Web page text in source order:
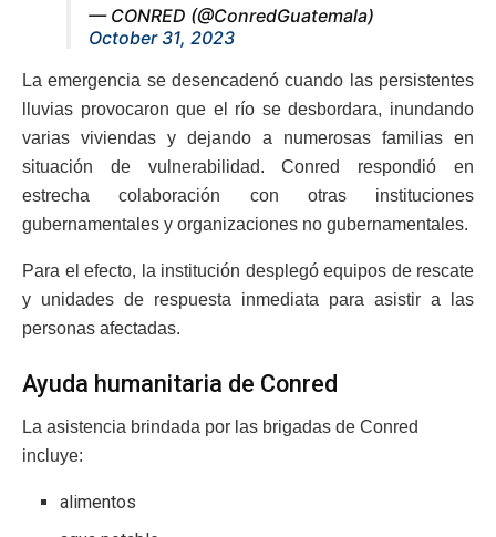
— CONRED (@ConredGuatemala)
October 31, 2023
La emergencia se desencadenó cuando las persistentes
lluvias provocaron que el río se desbordara, inundando
varias viviendas y dejando a numerosas familias en
situación de vulnerabilidad. Conred respondió en
estrecha colaboración con otras instituciones
gubernamentales y organizaciones no gubernamentales.
Para el efecto, la institución desplegó equipos de rescate
y unidades de respuesta inmediata para asistir a las
personas afectadas.
Ayuda humanitaria de Conred
La asistencia brindada por las brigadas de Conred
incluye:
alimentos